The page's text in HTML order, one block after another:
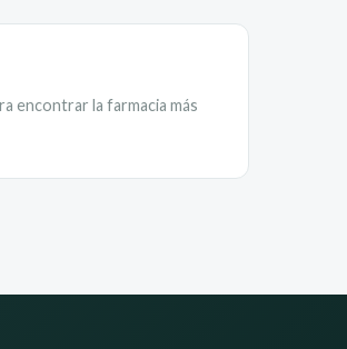
encontrar la farmacia más